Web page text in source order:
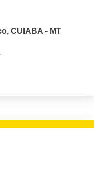
CUIABA - MT